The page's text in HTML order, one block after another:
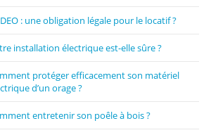
: une obligation légale pour le locatif ?
installation électrique est-elle sûre ?
protéger efficacement son matériel
d’un orage ?
entretenir son poêle à bois ?